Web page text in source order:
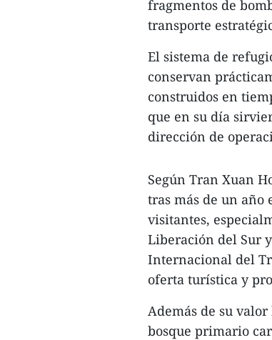
fragmentos de
transporte
El sistema de
conservan
construidos en
que en su día
dirección de
Según Tran Xuan
tras más de un
visitantes,
Liberación del Sur
Internacional del
oferta turística y
Además de su
bosque primario